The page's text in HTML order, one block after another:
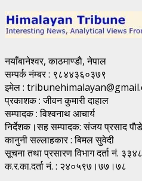
नयाँबानेश्वर, काठमाण्डाै, नेपाल
सम्पर्क नंम्बर : ९८४४३६०३७९
इमेल :
प्रकाशक : जीवन कुमारी दाहाल
सम्पादक : विश्वनाथ आचार्य
निर्देशक।सह सम्पादक: संजय प्रसाद
कानुनी सल्लाहकार : बिमल सुवेदी
सूचना तथा प्रसारण विभाग दर्ता नं.
क.र.का.दर्ता नं. : २४०५९७।७७।७८